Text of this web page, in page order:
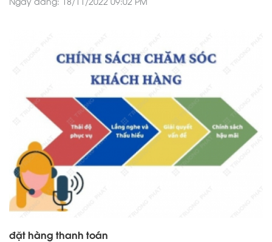
đặt hàng thanh toán